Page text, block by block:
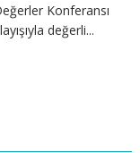
Konferansı
değerli...